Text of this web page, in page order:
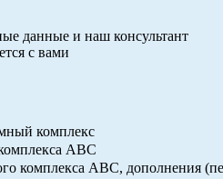
данные и наш консультант
с вами
комплекс
АВС
комплекса АВС, дополнения